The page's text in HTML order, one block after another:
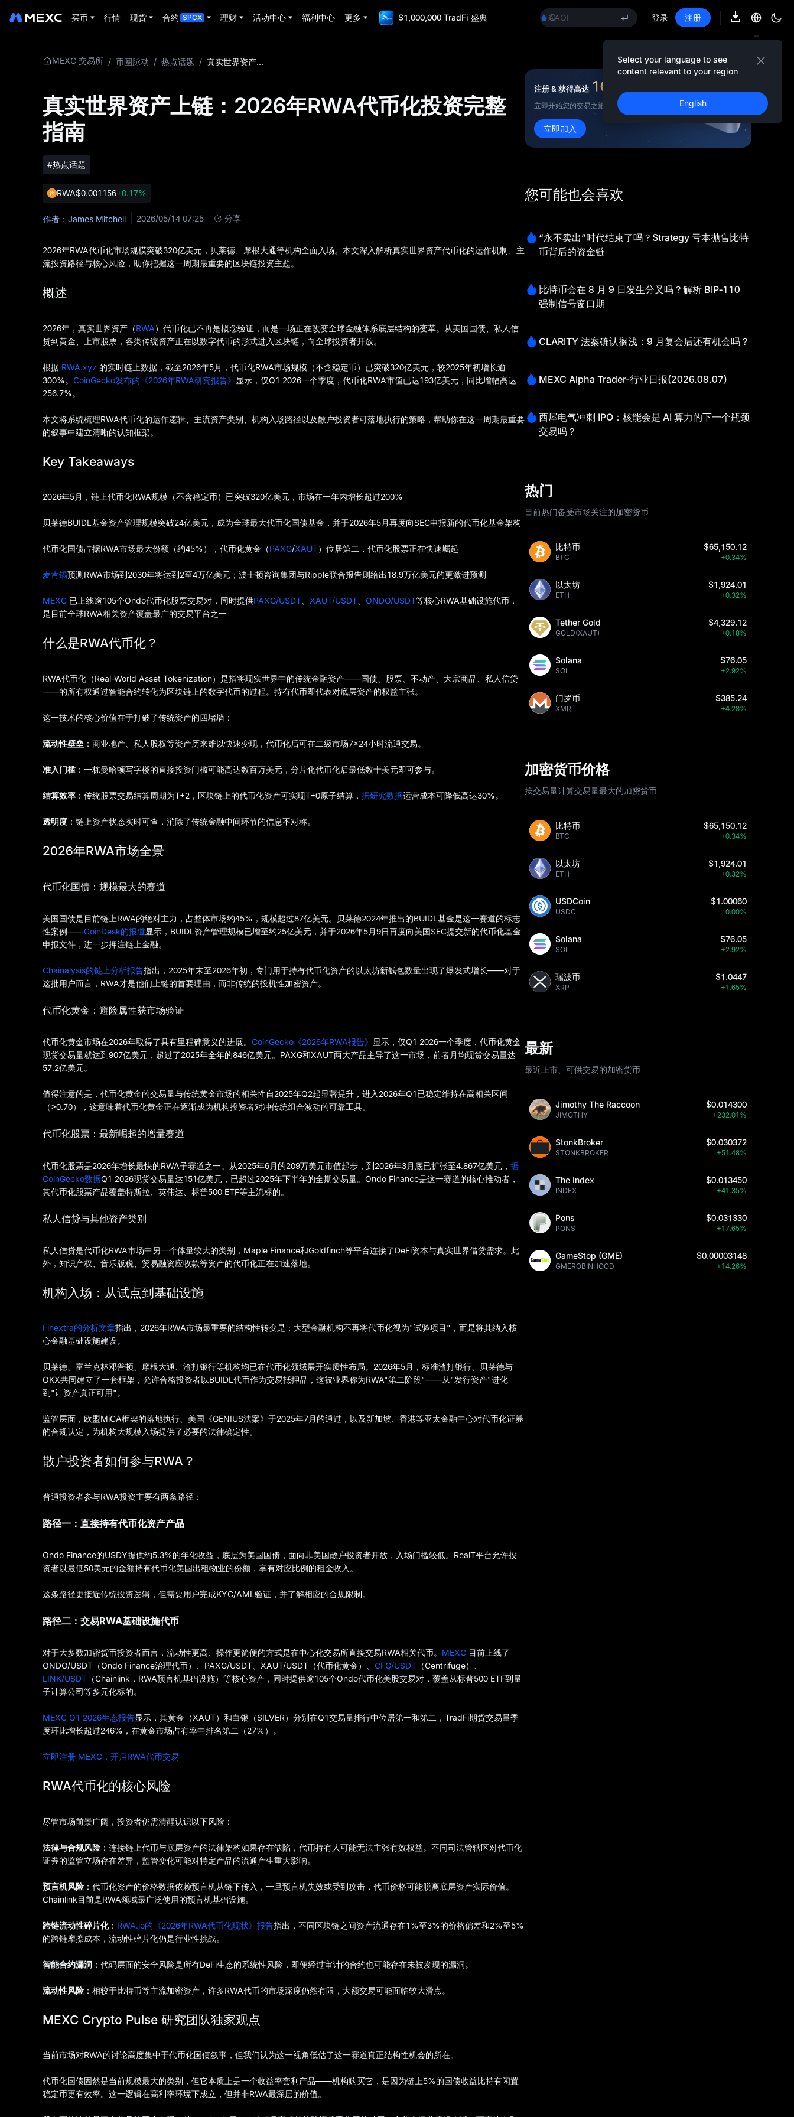
买币 行情 现货 合约 SPCX 理财 活动中心 福利中心 更多 $1,000,000 TradFi 盛典
AAOI
SKYAI
UNITREE 8.10 科创板申购
SPCX 解禁不跌反涨
GOLD(XAU)
AAOI
SKYAI
UNITREE 8.10 科创板申购
SPCX 解禁不跌反涨
登录 注册
Select your language to see
content relevant to your region
English
MEXC 交易所 / 币圈脉动 / 热点话题 / 真实世界资产上链：2026年RWA代币化投资完整指南
真实世界资产上链：2026年RWA代币化投资完整
指南
#热点话题
RWA$0.001156+0.17%
作者：James Mitchell 2026/05/14 07:25 分享
2026年RWA代币化市场规模突破320亿美元，贝莱德、摩根大通等机构全面入场。本文深入解析真实世界资产代币化的运作机制、主
流投资路径与核心风险，助你把握这一周期最重要的区块链投资主题。
概述
2026年，真实世界资产（RWA）代币化已不再是概念验证，而是一场正在改变全球金融体系底层结构的变革。从美国国债、私人信
贷到黄金、上市股票，各类传统资产正在以数字代币的形式进入区块链，向全球投资者开放。
根据 RWA.xyz 的实时链上数据，截至2026年5月，代币化RWA市场规模（不含稳定币）已突破320亿美元，较2025年初增长逾
300%。 CoinGecko发布的《2026年RWA研究报告》 显示，仅Q1 2026一个季度，代币化RWA市值已达193亿美元，同比增幅高达
256.7%。
本文将系统梳理RWA代币化的运作逻辑、主流资产类别、机构入场路径以及散户投资者可落地执行的策略，帮助你在这一周期最重要
的叙事中建立清晰的认知框架。
Key Takeaways
2026年5月，链上代币化RWA规模（不含稳定币）已突破320亿美元，市场在一年内增长超过200%
贝莱德BUIDL基金资产管理规模突破24亿美元，成为全球最大代币化国债基金，并于2026年5月再度向SEC申报新的代币化基金架构
代币化国债占据RWA市场最大份额（约45%），代币化黄金（PAXG/XAUT）位居第二，代币化股票正在快速崛起
麦肯锡预测RWA市场到2030年将达到2至4万亿美元；波士顿咨询集团与Ripple联合报告则给出18.9万亿美元的更激进预测
MEXC 已上线逾105个Ondo代币化股票交易对，同时提供PAXG/USDT XAUT/USDT ONDO/USDT等核心RWA基础设施代币，
是目前全球RWA相关资产覆盖最广的交易平台之一
什么是RWA代币化？
RWA代币化（Real-World Asset Tokenization）是指将现实世界中的传统金融资产——国债、股票、不动产、大宗商品、私人信贷
——的所有权通过智能合约转化为区块链上的数字代币的过程。持有代币即代表对底层资产的权益主张。
这一技术的核心价值在于打破了传统资产的四堵墙：
流动性壁垒 ：商业地产、私人股权等资产历来难以快速变现，代币化后可在二级市场7×24小时流通交易。
准入门槛 ：一栋曼哈顿写字楼的直接投资门槛可能高达数百万美元，分片化代币化后最低数十美元即可参与。
结算效率 ：传统股票交易结算周期为T+2，区块链上的代币化资产可实现T+0原子结算， 据研究数据运营成本可降低高达30%。
透明度 ：链上资产状态实时可查，消除了传统金融中间环节的信息不对称。
2026年RWA市场全景
代币化国债：规模最大的赛道
美国国债是目前链上RWA的绝对主力，占整体市场约45%，规模超过87亿美元。贝莱德2024年推出的BUIDL基金是这一赛道的标志
性案例——CoinDesk的报道显示，BUIDL资产管理规模已增至约25亿美元，并于2026年5月9日再度向美国SEC提交新的代币化基金
申报文件，进一步押注链上金融。
Chainalysis的链上分析报告指出，2025年末至2026年初，专门用于持有代币化资产的以太坊新钱包数量出现了爆发式增长——对于
这批用户而言，RWA才是他们上链的首要理由，而非传统的投机性加密资产。
代币化黄金：避险属性获市场验证
代币化黄金市场在2026年取得了具有里程碑意义的进展。 CoinGecko《2026年RWA报告》 显示，仅Q1 2026一个季度，代币化黄金
现货交易量就达到907亿美元，超过了2025年全年的846亿美元。PAXG和XAUT两大产品主导了这一市场，前者月均现货交易量达
57.2亿美元。
值得注意的是，代币化黄金的交易量与传统黄金市场的相关性自2025年Q2起显著提升，进入2026年Q1已稳定维持在高相关区间
（>0.70），这意味着代币化黄金正在逐渐成为机构投资者对冲传统组合波动的可靠工具。
代币化股票：最新崛起的增量赛道
代币化股票是2026年增长最快的RWA子赛道之一。从2025年6月的209万美元市值起步，到2026年3月底已扩张至4.867亿美元， 据
CoinGecko数据Q1 2026现货交易量达151亿美元，已超过2025年下半年的全期交易量。Ondo Finance是这一赛道的核心推动者，
其代币化股票产品覆盖特斯拉、英伟达、标普500 ETF等主流标的。
私人信贷与其他资产类别
私人信贷是代币化RWA市场中另一个体量较大的类别，Maple Finance和Goldfinch等平台连接了DeFi资本与真实世界借贷需求。此
外，知识产权、音乐版税、贸易融资应收款等资产的代币化正在加速落地。
机构入场：从试点到基础设施
Finextra的分析文章指出，2026年RWA市场最重要的结构性转变是：大型金融机构不再将代币化视为"试验项目"，而是将其纳入核
心金融基础设施建设。
贝莱德、富兰克林邓普顿、摩根大通、渣打银行等机构均已在代币化领域展开实质性布局。2026年5月，标准渣打银行、贝莱德与
OKX共同建立了一套框架，允许合格投资者以BUIDL代币作为交易抵押品，这被业界称为RWA"第二阶段"——从"发行资产"进化
到"让资产真正可用"。
监管层面，欧盟MiCA框架的落地执行、美国《GENIUS法案》于2025年7月的通过，以及新加坡、香港等亚太金融中心对代币化证券
的合规认定，为机构大规模入场提供了必要的法律确定性。
散户投资者如何参与RWA？
普通投资者参与RWA投资主要有两条路径：
路径一：直接持有代币化资产产品
Ondo Finance的USDY提供约5.3%的年化收益，底层为美国国债，面向非美国散户投资者开放，入场门槛较低。RealT平台允许投
资者以最低50美元的金额持有代币化美国出租物业的份额，享有对应比例的租金收入。
这条路径更接近传统投资逻辑，但需要用户完成KYC/AML验证，并了解相应的合规限制。
路径二：交易RWA基础设施代币
对于大多数加密货币投资者而言，流动性更高、操作更简便的方式是在中心化交易所直接交易RWA相关代币。 MEXC 目前上线了
ONDO/USDT（Ondo Finance治理代币）、PAXG/USDT、XAUT/USDT（代币化黄金）、 CFG/USDT （Centrifuge）、
LINK/USDT （Chainlink，RWA预言机基础设施）等核心资产，同时提供逾105个Ondo代币化美股交易对，覆盖从标普500 ETF到量
子计算公司等多元化标的。
MEXC Q1 2026生态报告显示，其黄金（XAUT）和白银（SILVER）分别在Q1交易量排行中位居第一和第二，TradFi期货交易量季
度环比增长超过246%，在黄金市场占有率中排名第二（27%）。
立即注册 MEXC，开启RWA代币交易
RWA代币化的核心风险
尽管市场前景广阔，投资者仍需清醒认识以下风险：
法律与合规风险 ：连接链上代币与底层资产的法律架构如果存在缺陷，代币持有人可能无法主张有效权益。不同司法管辖区对代币化
证券的监管立场存在差异，监管变化可能对特定产品的流通产生重大影响。
预言机风险 ：代币化资产的价格数据依赖预言机从链下传入，一旦预言机失效或受到攻击，代币价格可能脱离底层资产实际价值。
Chainlink目前是RWA领域最广泛使用的预言机基础设施。
跨链流动性碎片化： RWA.io的《2026年RWA代币化现状》报告指出，不同区块链之间资产流通存在1%至3%的价格偏差和2%至5%
的跨链摩擦成本，流动性碎片化仍是行业性挑战。
智能合约漏洞 ：代码层面的安全风险是所有DeFi生态的系统性风险，即便经过审计的合约也可能存在未被发现的漏洞。
流动性风险 ：相较于比特币等主流加密资产，许多RWA代币的市场深度仍然有限，大额交易可能面临较大滑点。
MEXC Crypto Pulse 研究团队独家观点
当前市场对RWA的讨论高度集中于代币化国债叙事，但我们认为这一视角低估了这一赛道真正结构性机会的所在。
代币化国债固然是当前规模最大的类别，但它本质上是一个收益率套利产品——机构购买它，是因为链上5%的国债收益比持有闲置
稳定币更有效率。这一逻辑在高利率环境下成立，但并非RWA最深层的价值。
注册 & 获得高达 10,000
立即开始您的交易之旅！
立即加入
您可能也会喜欢
“永不卖出”时代结束了吗？Strategy 亏本抛售比特
币背后的资金链
比特币会在 8 月 9 日发生分叉吗？解析 BIP‑110
强制信号窗口期
CLARITY 法案确认搁浅：9 月复会后还有机会吗？
MEXC Alpha Trader-行业日报(2026.08.07)
西屋电气冲刺 IPO：核能会是 AI 算力的下一个瓶颈
交易吗？
热门
目前热门备受市场关注的加密货币
比特币
BTC
$65,150.12
+0.34%
以太坊
ETH
$1,924.01
+0.32%
Tether Gold
GOLD(XAUT)
$4,329.12
+0.18%
Solana
SOL
$76.05
+2.92%
门罗币
XMR
$385.24
+4.28%
加密货币价格
按交易量计算交易量最大的加密货币
比特币
BTC
$65,150.12
+0.34%
以太坊
ETH
$1,924.01
+0.32%
USDCoin
USDC
$1.00060
0.00%
Solana
SOL
$76.05
+2.92%
瑞波币
XRP
$1.0447
+1.65%
最新
最近上市、可供交易的加密货币
Jimothy The Raccoon
JIMOTHY
$0.014300
+232.01%
StonkBroker
STONKBROKER
$0.030372
+51.48%
The Index
INDEX
$0.013450
+41.35%
Pons
PONS
$0.031330
+17.65%
GameStop (GME)
GMEROBINHOOD
$0.00003148
+14.26%